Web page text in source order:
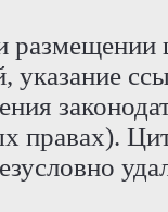
размещении
указание
правах).